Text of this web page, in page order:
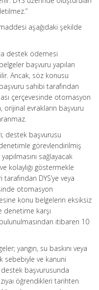
aşağıdaki şekilde
destek ödemesi
başvuru yapılan
Ancak, söz konusu
sahibi tarafından
çerçevesinde otomasyon
evrakların başvuru
destek başvurusu
görevlendirilmiş
sağlayacak
kolaylığı göstermekle
DYS’ye veya
otomasyon
konu belgelerin eksiksiz
denetime karşı
itibaren 10
yangın, su baskını veya
sebebiyle ve kanuni
başvurusunda
öğrendikleri tarihten